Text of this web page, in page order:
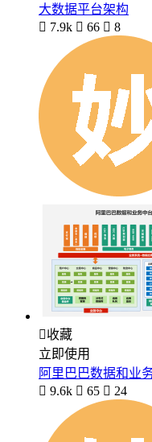
大数据平台架构
 7.9k  66  8
收藏
立即使用
阿里巴巴数据和业
 9.6k  65  24